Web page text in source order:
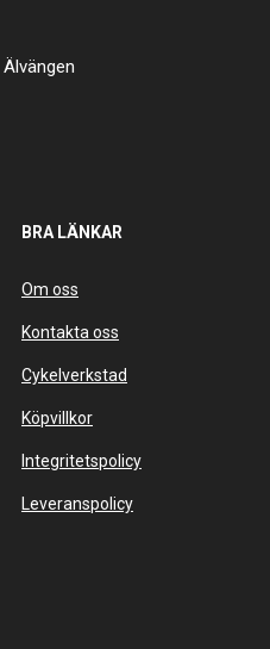
BRA LÄNKAR
Om oss
Kontakta oss
Cykelverkstad
Köpvillkor
Integritetspolicy
Leveranspolicy